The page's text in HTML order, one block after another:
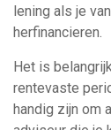
lening als je
herfinancieren.
Het is
rentevaste
handig zijn om